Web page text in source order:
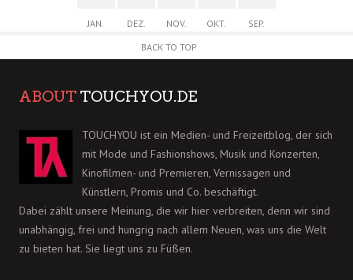
JAN. DEZ. NOV. OKT.
SEP.
BACK TO TOP
ABOUT TOUCHYOU.DE
TOUCHYOU ist ein Medien- und Freizeitblog, der sich
mit Mode und Fashionshows, Musik und Konzerten,
Kinofilmen- und Premieren, Vernissagen und
Künstlern, Promis und Co. beschäftigt.
Dabei zählt unsere Meinung, die wir hier verbreiten, denn wir sind
unabhängig, frei und hungrig nach allem Neuen, was uns die Welt
zu bieten hat. Sie liegt uns zu Füßen.